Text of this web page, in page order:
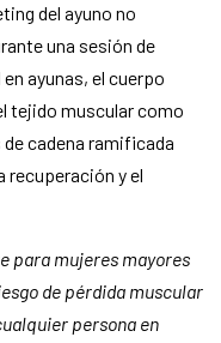
del ayuno no
una sesión de
ayunas, el cuerpo
tejido muscular como
cadena ramificada
recuperación y el
para mujeres mayores
de pérdida muscular
persona en